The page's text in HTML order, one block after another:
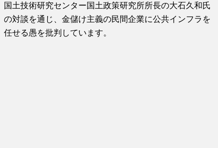
国土技術研究センター国土政策研究所所長の大石久和氏
の対談を通じ、金儲け主義の民間企業に公共インフラを
任せる愚を批判しています。